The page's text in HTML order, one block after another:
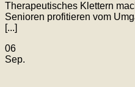
Therapeutisches Klettern
Senioren profitieren vom
[...]
06
Sep.